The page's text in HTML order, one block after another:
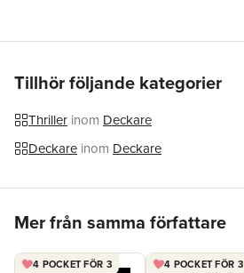
Tillhör följande kategorier
Thriller inom Deckare
Deckare inom Deckare
Mer från samma författare
4 POCKET FÖR 3 4 POCKET FÖR 3